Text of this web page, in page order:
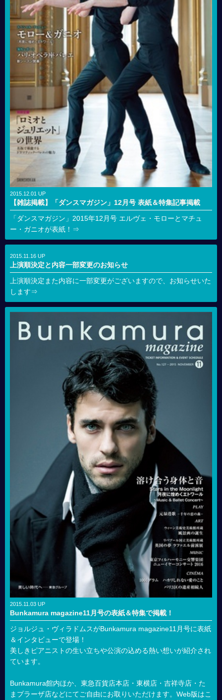
2015.12.01 UP
【雑誌掲載】「ダンスマガジン」12月号 表紙＆特集記事掲載
「ダンスマガジン」2015年12月号 エルヴェ・モローとマチュ
ー・ガニオが表紙！⇒
2015.11.16 UP
上演順決定と内容一部変更のお知らせ
上演順決定また内容に一部変更がございますので、お知らせいた
します⇒
2015.11.03 UP
Bunkamura magazine11月号の表紙＆特集で掲載！
ジョルジュ・ヴィラドムスがBunkamura magazine11月号に表紙
＆インタビューで登場！
美しきピアニストの生い立ちや公演の込める熱い想いが紹介され
ています。
Bunkamura館内ほか、東急百貨店本店・東横店・吉祥寺店・た
まプラーザ店などにてご自由にお取りいただけます。Web版はこ